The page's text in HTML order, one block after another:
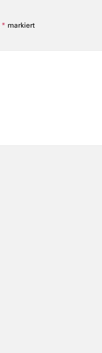
* markiert